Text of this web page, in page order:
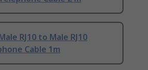
RJ10 to Male RJ10
Cable 1m